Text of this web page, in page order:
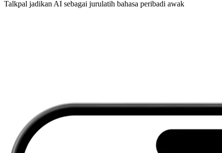
Talkpal jadikan AI sebagai jurulatih bahasa peribadi awak